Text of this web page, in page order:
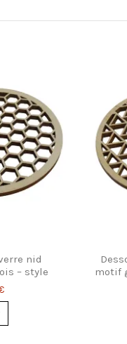
nid
– style
motif